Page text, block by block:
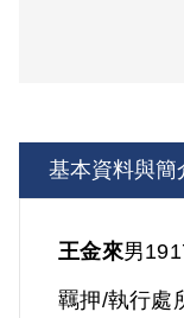
基本資料與簡
王金來男
羈押/執行處